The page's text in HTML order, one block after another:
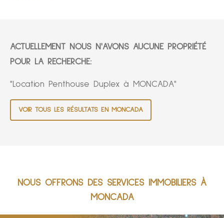
ACTUELLEMENT NOUS N'AVONS AUCUNE PROPRIÉTÉ
POUR LA RECHERCHE:
"Location Penthouse Duplex à MONCADA"
VOIR TOUS LES RÉSULTATS EN MONCADA
NOUS OFFRONS DES SERVICES IMMOBILIERS À
MONCADA